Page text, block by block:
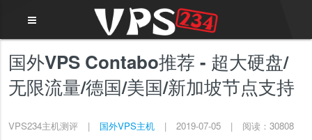
国外VPS Contabo推荐 - 超大硬盘/
无限流量/德国/美国/新加坡节点支持
VPS234主机测评 | 国外VPS主机 | 2019-07-05 | 阅读：30808